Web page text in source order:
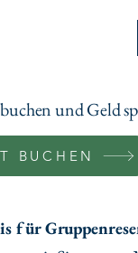
und Geld
BUCHEN
für